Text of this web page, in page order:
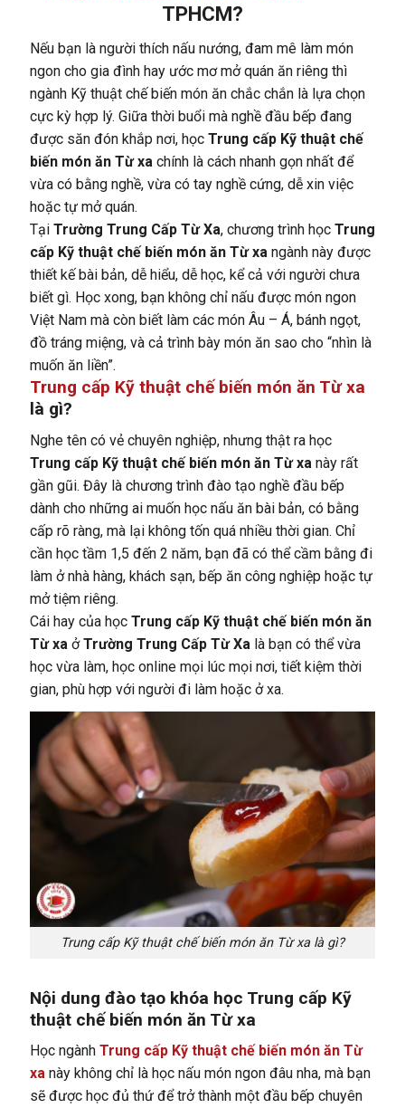
TPHCM?
Nếu bạn là người thích nấu nướng, đam mê làm món
ngon cho gia đình hay ước mơ mở quán ăn riêng thì
ngành Kỹ thuật chế biến món ăn chắc chắn là lựa chọn
cực kỳ hợp lý. Giữa thời buổi mà nghề đầu bếp đang
được săn đón khắp nơi, học Trung cấp Kỹ thuật chế
biến món ăn Từ xachính là cách nhanh gọn nhất để
vừa có bằng nghề, vừa có tay nghề cứng, dễ xin việc
hoặc tự mở quán.
Tại Trường Trung Cấp Từ Xa, chương trình học Trung
cấp Kỹ thuật chế biến món ăn Từ xangành này được
thiết kế bài bản, dễ hiểu, dễ học, kể cả với người chưa
biết gì. Học xong, bạn không chỉ nấu được món ngon
Việt Nam mà còn biết làm các món Âu – Á, bánh ngọt,
đồ tráng miệng, và cả trình bày món ăn sao cho “nhìn là
muốn ăn liền”.
Trung cấp Kỹ thuật chế biến món ăn Từ xa
là gì?
Nghe tên có vẻ chuyên nghiệp, nhưng thật ra học
Trung cấp Kỹ thuật chế biến món ăn Từ xa này rất
gần gũi. Đây là chương trình đào tạo nghề đầu bếp
dành cho những ai muốn học nấu ăn bài bản, có bằng
cấp rõ ràng, mà lại không tốn quá nhiều thời gian. Chỉ
cần học tầm 1,5 đến 2 năm, bạn đã có thể cầm bằng đi
làm ở nhà hàng, khách sạn, bếp ăn công nghiệp hoặc tự
mở tiệm riêng.
Cái hay của học Trung cấp Kỹ thuật chế biến món ăn
Từ xa ởTrường Trung Cấp Từ Xa là bạn có thể vừa
học vừa làm, học online mọi lúc mọi nơi, tiết kiệm thời
gian, phù hợp với người đi làm hoặc ở xa.
Trung cấp Kỹ thuật chế biến món ăn Từ xa là gì?
Nội dung đào tạo khóa học Trung cấp Kỹ
thuật chế biến món ăn Từ xa
Học ngành Trung cấp Kỹ thuật chế biến món ăn Từ
xanày không chỉ là học nấu món ngon đâu nha, mà bạn
sẽ được học đủ thứ để trở thành một đầu bếp chuyên